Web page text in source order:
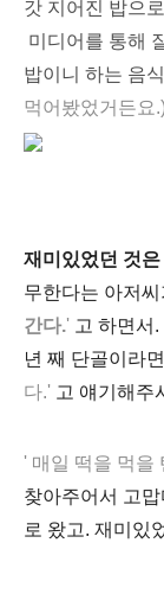
갓 지어진 밥으
미디어를 통해
밥이니 하는 음
먹어봤었거든요
재미있었던 것은
무한다는 아저씨
간다.' 고 하면서
년 째 단골이라
다.' 고 얘기해주
' 매일 떡을 먹을
찾아주어서 고
로 왔고. 재미있